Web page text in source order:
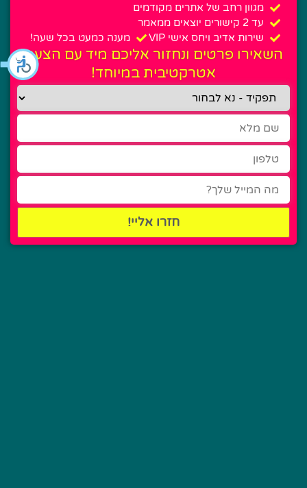
מגוון רחב של אתרים מקודמים
עד 2 קישורים יוצאים ממאמר
שירות אדיב ויחס אישי VIP
מענה כמעט בכל שעה!
השאירו פרטים ונחזור אליכם מיד עם הצעה
אטרקטיבית במיוחד!
חזרו אליי!